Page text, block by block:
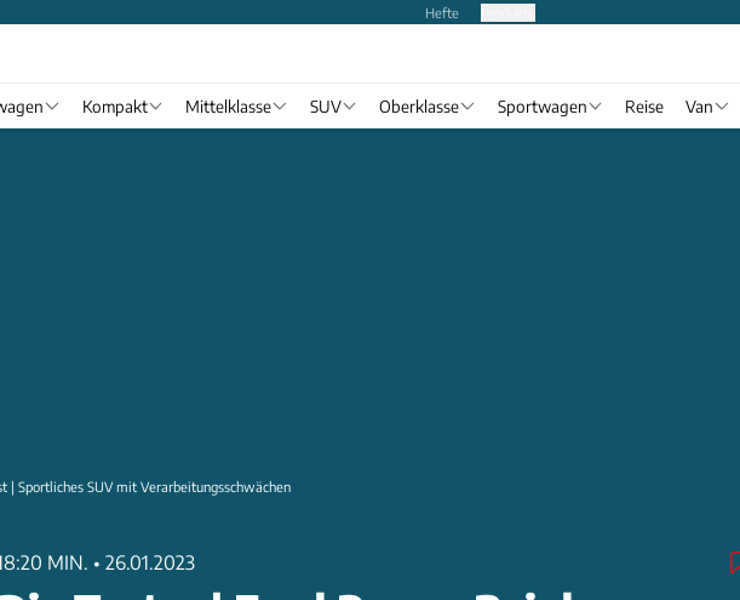
Hefte
Kompakt Mittelklasse SUV Oberklasse Sportwagen Reise Van
| Sportliches SUV mit Verarbeitungsschwächen
MIN. • 26.01.2023